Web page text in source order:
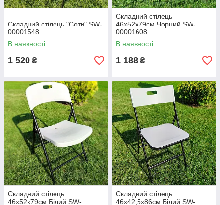
Складний стілець "Соти" SW-
00001548
В наявності
1 520 ₴
Складний стілець
46х52х79см Чорний SW-
00001608
В наявності
1 188 ₴
Складний стілець
46х52х79см Білий SW-
Складний стілець
46х42,5х86см Білий SW-